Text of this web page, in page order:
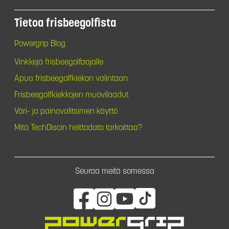
Tietoa frisbeegolfista
Powergrip Blog
Vinkkejä frisbeegolfaajalle
Apua frisbeegolfkiekon valintaan
Frisbeegolfkiekkojen muovilaadut
Väri- ja painovalitsimen käyttö
Mitä TechDiscin heittodata tarkoittaa?
Seuraa meitä somessa